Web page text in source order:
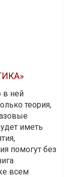
в ней
теория,
иметь
помогут без
всем